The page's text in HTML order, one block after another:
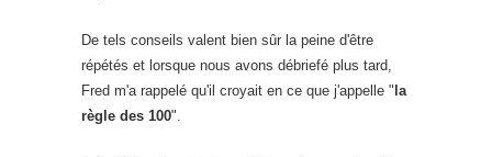
De tels conseils valent bien sûr la peine d'être
répétés et lorsque nous avons débriefé plus tard,
Fred m'a rappelé qu'il croyait en ce que j'appelle " la
règle des 100".